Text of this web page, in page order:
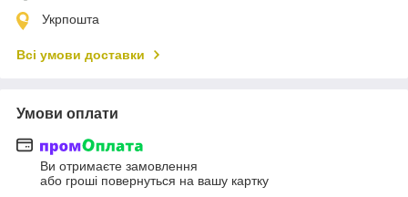
Укрпошта
Всі умови доставки
Умови оплати
Ви отримаєте замовлення
або гроші повернуться на вашу картку